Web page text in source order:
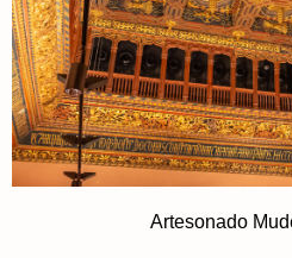
Artesonado